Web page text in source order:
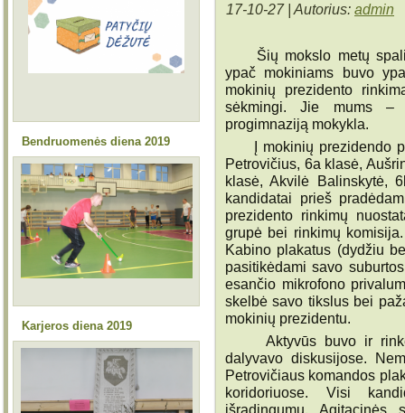
Bendruomenės diena 2019
Karjeros diena 2019
17-10-27 | Autorius: admin
Šių mokslo metų spalio
ypač mokiniams buvo
mokinių prezidento
sėkmingi. Jie mums –
progimnaziją mokykla.
Į mokinių prezidendo
Petrovičius, 6a klasė,
klasė, Akvilė Balinskytė,
kandidatai prieš
prezidento rinkimų
grupė bei rinkimų
Kabino plakatus (dydžiu
pasitikėdami savo
esančio mikrofono
skelbė savo tikslus bei
mokinių prezidentu.
Aktyvūs buvo ir
dalyvavo diskusijose.
Petrovičiaus komandos
koridoriuose. Visi
išradingumu. Agitacinės